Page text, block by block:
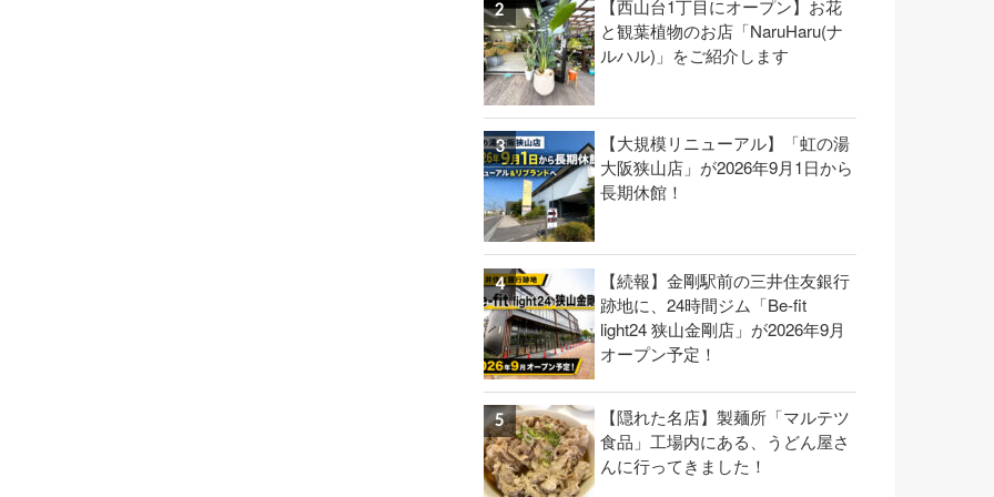
【西山台1丁目にオープン】お花
と観葉植物のお店「NaruHaru(ナ
ルハル)」をご紹介します
【大規模リニューアル】「虹の湯
大阪狭山店」が2026年9月1日から
長期休館！
【続報】金剛駅前の三井住友銀行
跡地に、24時間ジム「Be-fit
light24 狭山金剛店」が2026年9月
オープン予定！
【隠れた名店】製麺所「マルテツ
食品」工場内にある、うどん屋さ
んに行ってきました！